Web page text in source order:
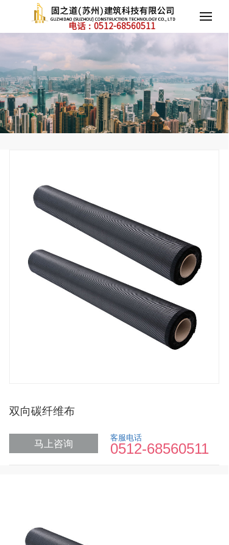
电话：0512-68560511
双向碳纤维布
马上咨询 客服电话
0512-68560511